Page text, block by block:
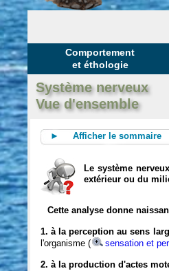
Comportement
et éthologie
Système nerveux
Vue d'ensemble
► Afficher le sommaire
Le système
extérieur ou du
Cette analyse donne
1. à la perception au sens
l'organisme (
sensation et
2. à la production d'actes